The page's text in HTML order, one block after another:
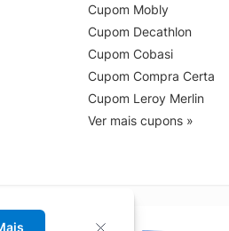
Cupom Mobly
Cupom Decathlon
Cupom Cobasi
Cupom Compra Certa
Cupom Leroy Merlin
Ver mais cupons »